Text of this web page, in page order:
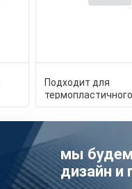
Подходит для
термопластичного
формования.
Индивидуальный
мы
дизайн и